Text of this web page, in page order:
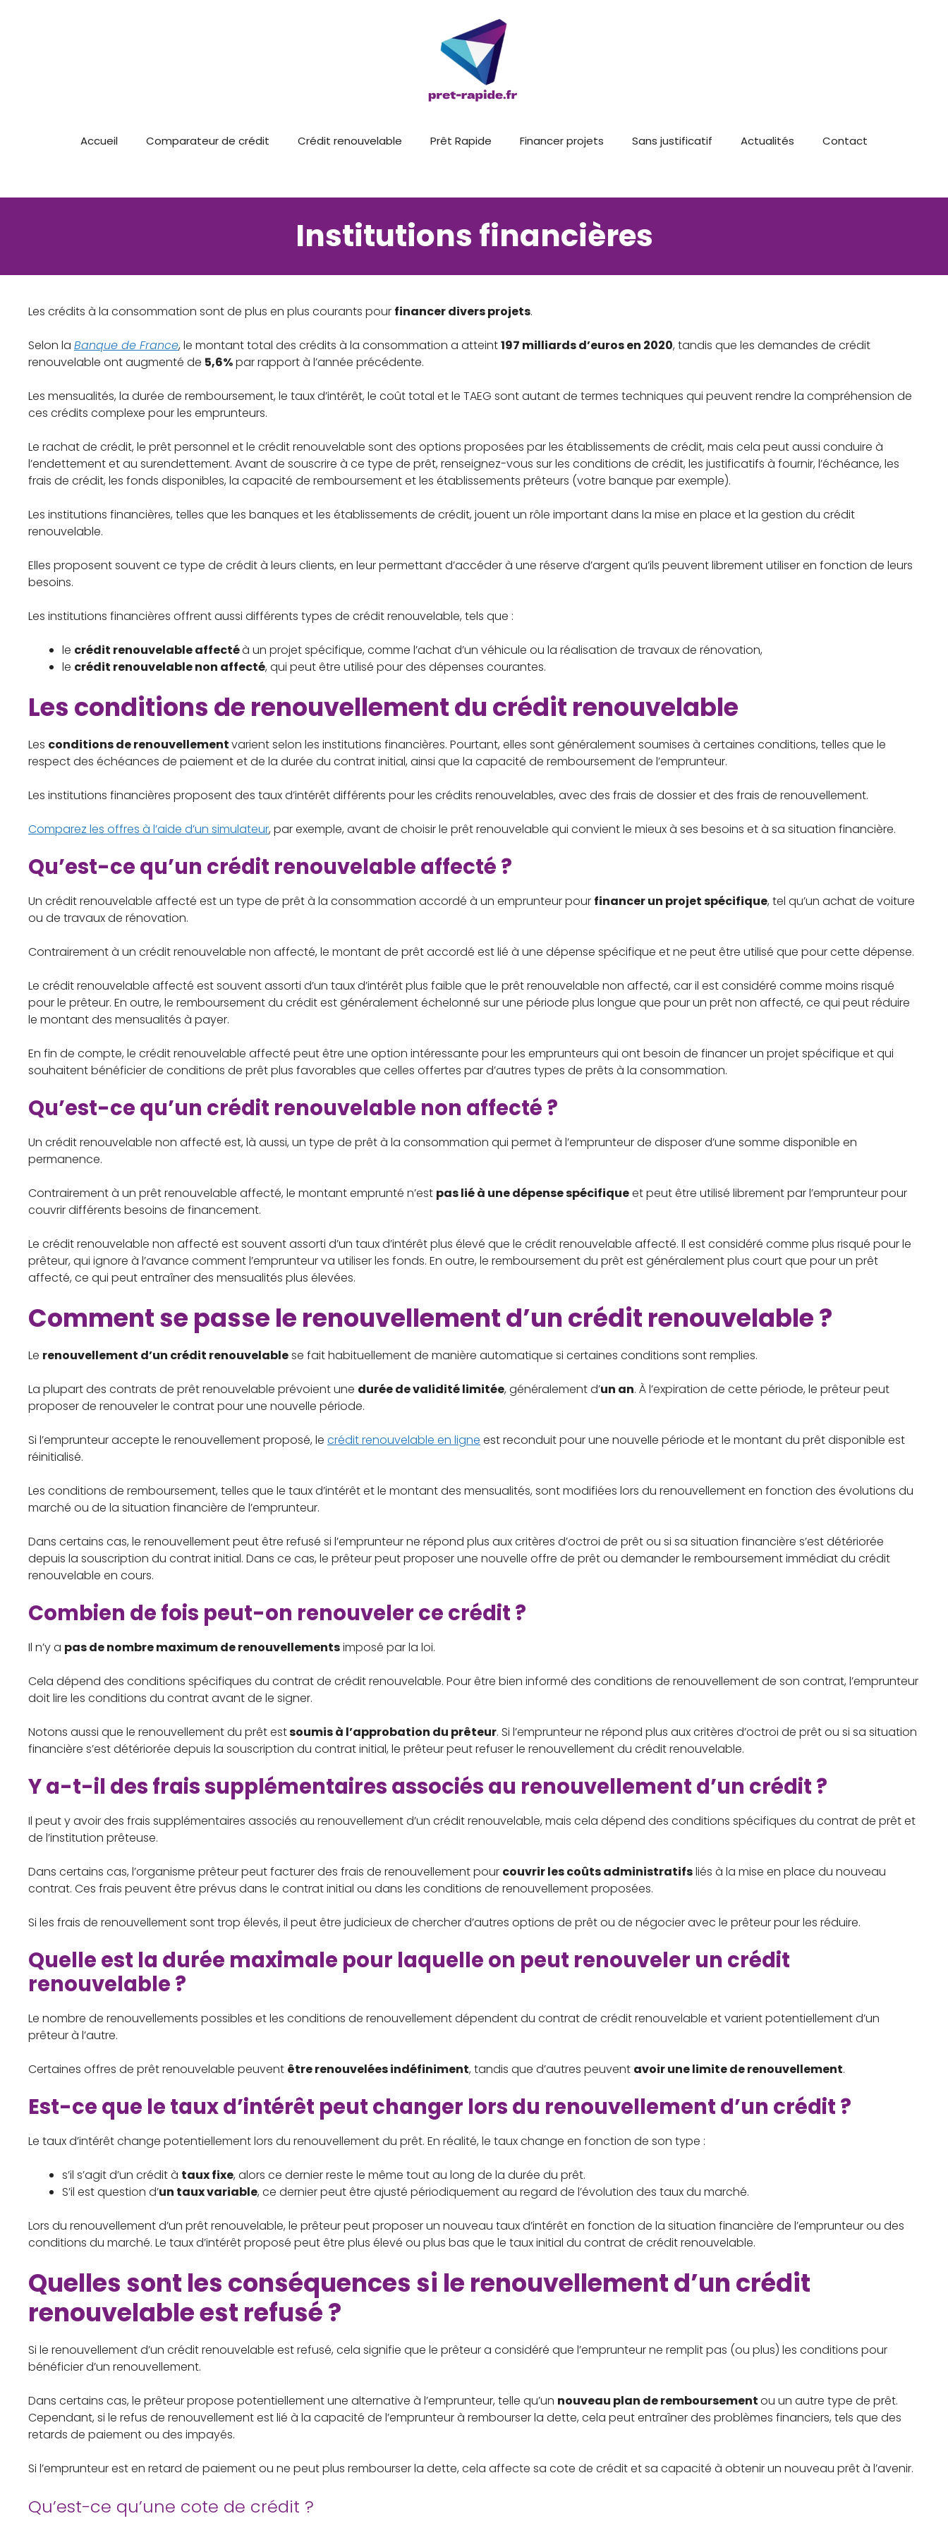
Accueil Comparateur de crédit Crédit renouvelable Prêt Rapide Financer projets Sans justificatif Actualités Contact
Institutions financières
Les crédits à la consommation sont de plus en plus courants pour financer divers projets.
Selon la Banque de France, le montant total des crédits à la consommation a atteint197 milliards d’euros en 2020, tandis que les demandes de crédit
renouvelable ont augmenté de 5,6%par rapport à l’année précédente.
Les mensualités, la durée de remboursement, le taux d’intérêt, le coût total et le TAEG sont autant de termes techniques qui peuvent rendre la compréhension de
ces crédits complexe pour les emprunteurs.
Le rachat de crédit, le prêt personnel et le crédit renouvelable sont des options proposées par les établissements de crédit, mais cela peut aussi conduire à
l’endettement et au surendettement. Avant de souscrire à ce type de prêt, renseignez-vous sur les conditions de crédit, les justificatifs à fournir, l’échéance, les
frais de crédit, les fonds disponibles, la capacité de remboursement et les établissements prêteurs (votre banque par exemple).
Les institutions financières, telles que les banques et les établissements de crédit, jouent un rôle important dans la mise en place et la gestion du crédit
renouvelable.
Elles proposent souvent ce type de crédit à leurs clients, en leur permettant d’accéder à une réserve d’argent qu’ils peuvent librement utiliser en fonction de leurs
besoins.
Les institutions financières offrent aussi différents types de crédit renouvelable, tels que :
le crédit renouvelable affectéà un projet spécifique, comme l’achat d’un véhicule ou la réalisation de travaux de rénovation,
le crédit renouvelable non affecté, qui peut être utilisé pour des dépenses courantes.
Les conditions de renouvellement du crédit renouvelable
Les conditions de renouvellementvarient selon les institutions financières. Pourtant, elles sont généralement soumises à certaines conditions, telles que le
respect des échéances de paiement et de la durée du contrat initial, ainsi que la capacité de remboursement de l’emprunteur.
Les institutions financières proposent des taux d’intérêt différents pour les crédits renouvelables, avec des frais de dossier et des frais de renouvellement.
Comparez les offres à l’aide d’un simulateur, par exemple, avant de choisir le prêt renouvelable qui convient le mieux à ses besoins et à sa situation financière.
Qu’est-ce qu’un crédit renouvelable affecté ?
Un crédit renouvelable affecté est un type de prêt à la consommation accordé à un emprunteur pour financer un projet spécifique, tel qu’un achat de voiture
ou de travaux de rénovation.
Contrairement à un crédit renouvelable non affecté, le montant de prêt accordé est lié à une dépense spécifique et ne peut être utilisé que pour cette dépense.
Le crédit renouvelable affecté est souvent assorti d’un taux d’intérêt plus faible que le prêt renouvelable non affecté, car il est considéré comme moins risqué
pour le prêteur. En outre, le remboursement du crédit est généralement échelonné sur une période plus longue que pour un prêt non affecté, ce qui peut réduire
le montant des mensualités à payer.
En fin de compte, le crédit renouvelable affecté peut être une option intéressante pour les emprunteurs qui ont besoin de financer un projet spécifique et qui
souhaitent bénéficier de conditions de prêt plus favorables que celles offertes par d’autres types de prêts à la consommation.
Qu’est-ce qu’un crédit renouvelable non affecté ?
Un crédit renouvelable non affecté est, là aussi, un type de prêt à la consommation qui permet à l’emprunteur de disposer d’une somme disponible en
permanence.
Contrairement à un prêt renouvelable affecté, le montant emprunté n’est pas lié à une dépense spécifiqueet peut être utilisé librement par l’emprunteur pour
couvrir différents besoins de financement.
Le crédit renouvelable non affecté est souvent assorti d’un taux d’intérêt plus élevé que le crédit renouvelable affecté. Il est considéré comme plus risqué pour le
prêteur, qui ignore à l’avance comment l’emprunteur va utiliser les fonds. En outre, le remboursement du prêt est généralement plus court que pour un prêt
affecté, ce qui peut entraîner des mensualités plus élevées.
Comment se passe le renouvellement d’un crédit renouvelable ?
Le renouvellement d’un crédit renouvelablese fait habituellement de manière automatique si certaines conditions sont remplies.
La plupart des contrats de prêt renouvelable prévoient une durée de validité limitée, généralement d’un an. À l’expiration de cette période, le prêteur peut
proposer de renouveler le contrat pour une nouvelle période.
Si l’emprunteur accepte le renouvellement proposé, le crédit renouvelable en ligne est reconduit pour une nouvelle période et le montant du prêt disponible est
réinitialisé.
Les conditions de remboursement, telles que le taux d’intérêt et le montant des mensualités, sont modifiées lors du renouvellement en fonction des évolutions du
marché ou de la situation financière de l’emprunteur.
Dans certains cas, le renouvellement peut être refusé si l’emprunteur ne répond plus aux critères d’octroi de prêt ou si sa situation financière s’est détériorée
depuis la souscription du contrat initial. Dans ce cas, le prêteur peut proposer une nouvelle offre de prêt ou demander le remboursement immédiat du crédit
renouvelable en cours.
Combien de fois peut-on renouveler ce crédit ?
Il n’y a pas de nombre maximum de renouvellementsimposé par la loi.
Cela dépend des conditions spécifiques du contrat de crédit renouvelable. Pour être bien informé des conditions de renouvellement de son contrat, l’emprunteur
doit lire les conditions du contrat avant de le signer.
Notons aussi que le renouvellement du prêt estsoumis à l’approbation du prêteur. Si l’emprunteur ne répond plus aux critères d’octroi de prêt ou si sa situation
financière s’est détériorée depuis la souscription du contrat initial, le prêteur peut refuser le renouvellement du crédit renouvelable.
Y a-t-il des frais supplémentaires associés au renouvellement d’un crédit ?
Il peut y avoir des frais supplémentaires associés au renouvellement d’un crédit renouvelable, mais cela dépend des conditions spécifiques du contrat de prêt et
de l’institution prêteuse.
Dans certains cas, l’organisme prêteur peut facturer des frais de renouvellement pour couvrir les coûts administratifsliés à la mise en place du nouveau
contrat. Ces frais peuvent être prévus dans le contrat initial ou dans les conditions de renouvellement proposées.
Si les frais de renouvellement sont trop élevés, il peut être judicieux de chercher d’autres options de prêt ou de négocier avec le prêteur pour les réduire.
Quelle est la durée maximale pour laquelle on peut renouveler un crédit
renouvelable ?
Le nombre de renouvellements possibles et les conditions de renouvellement dépendent du contrat de crédit renouvelable et varient potentiellement d’un
prêteur à l’autre.
Certaines offres de prêt renouvelable peuvent être renouvelées indéfiniment, tandis que d’autres peuvent avoir une limite de renouvellement.
Est-ce que le taux d’intérêt peut changer lors du renouvellement d’un crédit ?
Le taux d’intérêt change potentiellement lors du renouvellement du prêt. En réalité, le taux change en fonction de son type :
s’il s’agit d’un crédit à taux fixe, alors ce dernier reste le même tout au long de la durée du prêt.
S’il est question d’un taux variable, ce dernier peut être ajusté périodiquement au regard de l’évolution des taux du marché.
Lors du renouvellement d’un prêt renouvelable, le prêteur peut proposer un nouveau taux d’intérêt en fonction de la situation financière de l’emprunteur ou des
conditions du marché. Le taux d’intérêt proposé peut être plus élevé ou plus bas que le taux initial du contrat de crédit renouvelable.
Quelles sont les conséquences si le renouvellement d’un crédit
renouvelable est refusé ?
Si le renouvellement d’un crédit renouvelable est refusé, cela signifie que le prêteur a considéré que l’emprunteur ne remplit pas (ou plus) les conditions pour
bénéficier d’un renouvellement.
Dans certains cas, le prêteur propose potentiellement une alternative à l’emprunteur, telle qu’un nouveau plan de remboursementou un autre type de prêt.
Cependant, si le refus de renouvellement est lié à la capacité de l’emprunteur à rembourser la dette, cela peut entraîner des problèmes financiers, tels que des
retards de paiement ou des impayés.
Si l’emprunteur est en retard de paiement ou ne peut plus rembourser la dette, cela affecte sa cote de crédit et sa capacité à obtenir un nouveau prêt à l’avenir.
Qu’est-ce qu’une cote de crédit ?